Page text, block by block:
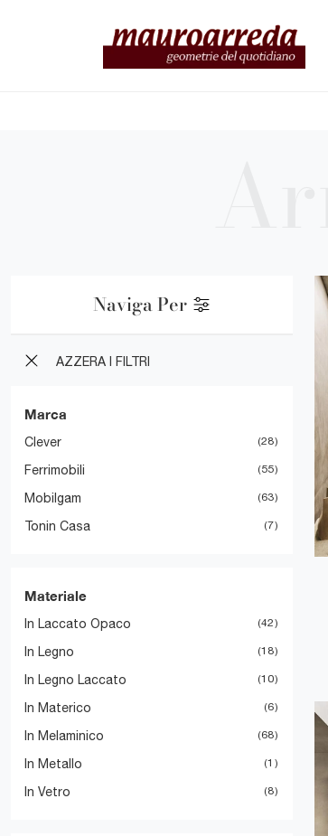
Naviga Per
AZZERA I FILTRI
Marca
Clever 28
Ferrimobili 55
Mobilgam 63
Tonin Casa 7
Materiale
In Laccato Opaco 42
In Legno 18
In Legno Laccato 10
In Materico 6
In Melaminico 68
In Metallo 1
In Vetro 8